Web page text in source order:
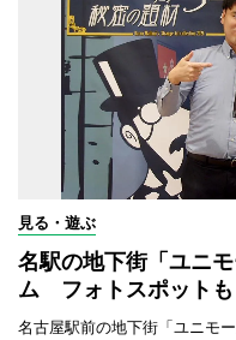
見る・遊ぶ
名駅の地下街「ユニ
ム フォトスポットも
名古屋駅前の地下街「ユニモ